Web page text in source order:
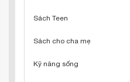
Sách Teen
Sách cho cha mẹ
Kỹ năng sống